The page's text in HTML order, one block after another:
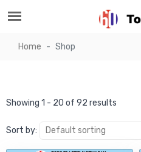
Home Shop
Showing 1 - 20 of 92 results
Sort by: